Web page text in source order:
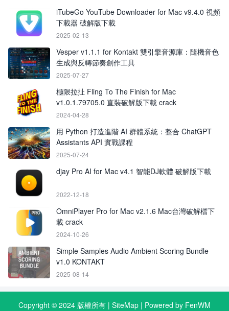
iTubeGo YouTube Downloader for Mac v9.4.0 視頻
下載器 破解版下載
2025-02-13
Vesper v1.1.1 for Kontakt 雙引擎音源庫：隨機音色
生成與反轉節奏創作工具
2025-07-27
極限拉扯 Fling To The Finish for Mac
v1.0.1.79705.0 直裝破解版下載 crack
2024-04-28
用 Python 打造進階 AI 群體系統：整合 ChatGPT
Assistants API 實戰課程
2025-07-24
djay Pro AI for Mac v4.1 智能DJ軟體 破解版下載
2022-12-18
OmniPlayer Pro for Mac v2.1.6 Mac台灣破解檔下
載 crack
2024-10-26
Simple Samples Audio Ambient Scoring Bundle
v1.0 KONTAKT
2025-08-14
Copyright © 2024 版權所有 | SiteMap | Powered by FenWM